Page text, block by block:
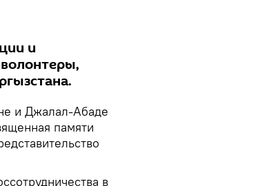
и
и Джалал-Абаде
памяти
в